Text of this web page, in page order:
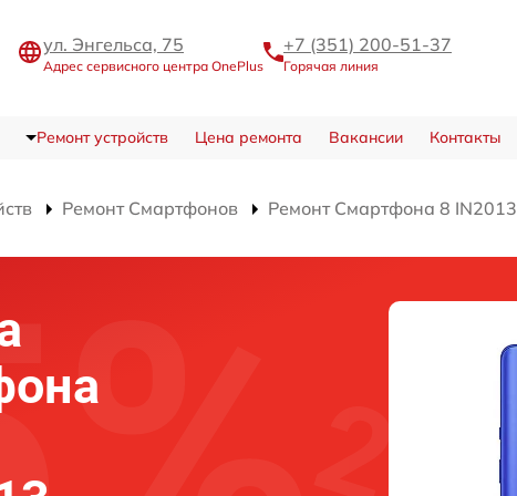
ул. Энгельса, 75
Адрес сервисного центра OnePlus
+7 (351) 200-51-37
Горячая линия
Ремонт устройств Цена ремонта Вакансии Контакты
Ремонт Смартфонов Ремонт Смартфона 8 IN2013